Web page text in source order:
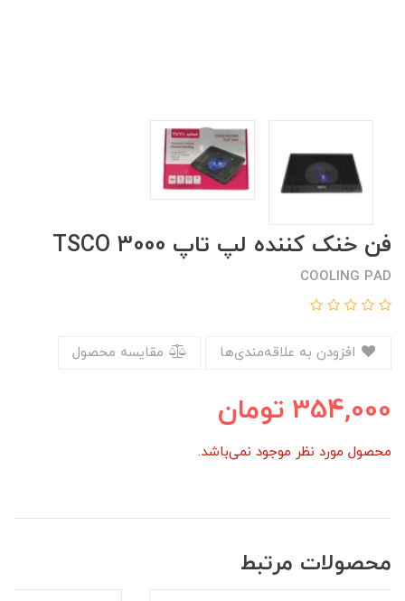
فن خنک کننده لپ تاپ TSCO 3000
COOLING PAD
مقایسه محصول
354,000 تومان
محصول مورد نظر موجود نمی‌باشد.
محصولات مرتبط